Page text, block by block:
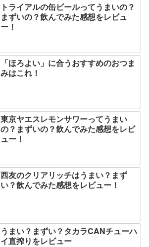
トライアルの缶ビールってうまいの？
まずいの？飲んでみた感想をレビュ
ー！
「ほろよい」に合うおすすめのおつま
みはこれ！
東京ヤエスレモンサワーってうまい
の？まずいの？飲んでみた感想をレビ
ュー！
西友のクリアリッチはうまい？まず
い？飲んでみた感想をレビュー！
うまい？まずい？タカラCANチューハ
イ直搾りをレビュー